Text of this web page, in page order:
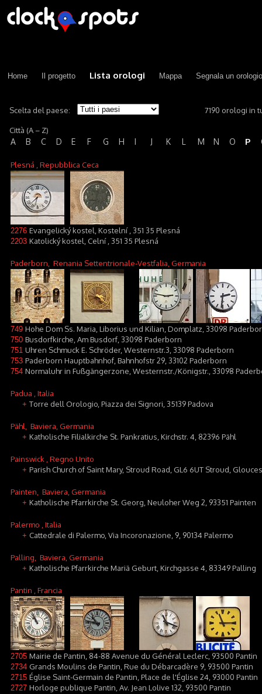
Home Il progetto Lista orologi Mappa Segnala un orologio
Scelta del paese: 7190 orologi in
Città (A – Z)
A B C D E F G H I J K L M N O P
Plesná , Repubblica Ceca
2276 Evangelický kostel, Kostelní , 351 35 Plesná
2203 Katolický kostel, Celní , 351 35 Plesná
Paderborn , Renania Settentrionale-Vestfalia, Germania
749 Hohe Dom Ss. Maria, Liborius und Kilian, Domplatz, 33098
750 Busdorfkirche, Am Busdorf, 33098 Paderborn
751 Uhren Schmuck E. Schröder, Westernstr.3, 33098 Paderborn
753 Paderborn Hauptbahnhof, Bahnhofstr 29, 33102 Paderborn
754 Normaluhr in Fußgängerzone, Westernstr./Königstr., 33098
Padua , Italia
+ Torre dell Orologio, Piazza dei Signori, 35139 Padova
Pähl , Baviera, Germania
+ Katholische Filialkirche St. Pankratius, Kirchstr. 4, 82396 Pähl
Painswick , Regno Unito
+ Parish Church of Saint Mary, Stroud Road, GL6 6UT Stroud,
Painten , Baviera, Germania
+ Katholische Pfarrkirche St. Georg, Neuloher Weg 2, 93351 Painten
Palermo , Italia
+ Cattedrale di Palermo, Via Incoronazione, 9, 90134 Palermo
Palling , Baviera, Germania
+ Katholische Pfarrkirche Mariä Geburt, Kirchgasse 4, 83349 Palling
Pantin , Francia
2705 Mairie de Pantin, 84-88 Avenue du Général Leclerc, 93500 Pantin
2734 Grands Moulins de Pantin, Rue du Débarcadère 9, 93500 Pantin
2715 Église Saint-Germain de Pantin, Place de l'Église 24, 93000 Pantin
2727 Horloge publique Pantin, Av. Jean Lolive 132, 93500 Pantin